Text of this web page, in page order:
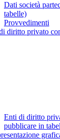
Dati società
tabelle)
Provvedimenti
diritto privato
Enti di diritto
pubblicare in